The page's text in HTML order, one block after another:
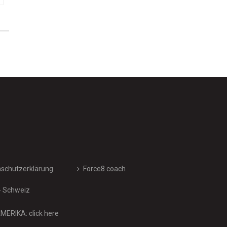
Force8.coach
Schweiz
click here